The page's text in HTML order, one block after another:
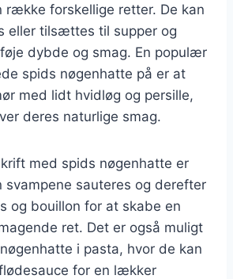
række forskellige retter. De kan
eller tilsættes til supper og
dybde og smag. En populær
spids nøgenhatte på er at
med lidt hvidløg og persille,
deres naturlige smag.
med spids nøgenhatte er
svampene sauteres og derefter
og bouillon for at skabe en
ret. Det er også muligt
i pasta, hvor de kan
for en lækker